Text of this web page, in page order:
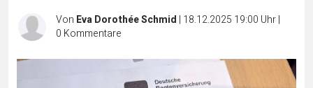
Von Eva Dorothée Schmid | 18.12.2025 19:00 Uhr|
0 Kommentare